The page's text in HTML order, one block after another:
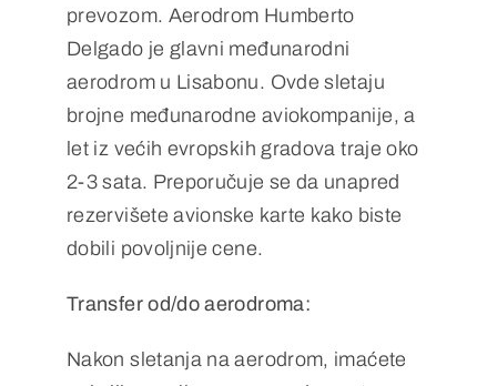
prevozom. Aerodrom Humberto
Delgado je glavni međunarodni
aerodrom u Lisabonu. Ovde sletaju
brojne međunarodne aviokompanije, a
let iz većih evropskih gradova traje oko
2-3 sata. Preporučuje se da unapred
rezervišete avionske karte kako biste
dobili povoljnije cene.
Transfer od/do aerodroma:
Nakon sletanja na aerodrom, imaćete